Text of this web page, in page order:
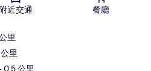
地圖
近交通 餐廳
里
里
0.5 公里